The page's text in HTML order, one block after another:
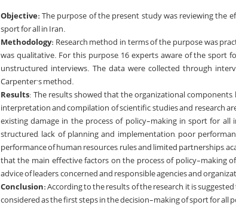
Objective:The purpose of the present study was reviewing the
sport for all in Iran.
Methodology: Research method in terms of the purpose was
was qualitative. For this purpose, 16 experts aware of the sport
unstructured interviews. The data were collected through
Carpenter’s method.
Results: The results showed that the organizational
interpretation and compilation of scientific, studies and research
existing damage in the process of policy-making in sport for
structured, lack of planning and implementation, poor
performance of human resources, rules and limited partnerships,
that the main effective factors on the process of policy-making
advice of leaders, concerned and responsible agencies and
Conclusion:According to the results of the research, it is
considered as the first steps in the decision-making of sport for all